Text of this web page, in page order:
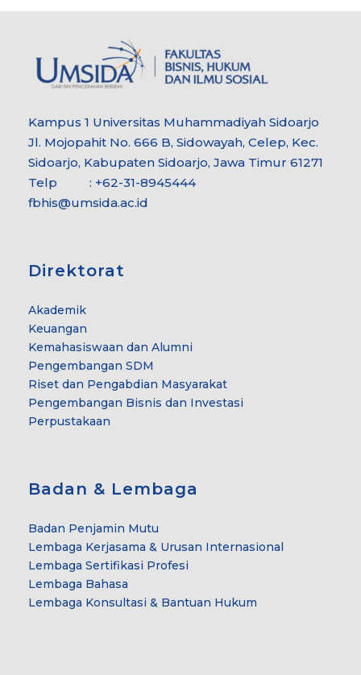
Kampus 1 Universitas Muhammadiyah Sidoarjo
Jl. Mojopahit No. 666 B, Sidowayah, Celep, Kec.
Sidoarjo, Kabupaten Sidoarjo, Jawa Timur 61271
Telp : +62-31-8945444
fbhis@umsida.ac.id
Direktorat
Akademik
Keuangan
Kemahasiswaan dan Alumni
Pengembangan SDM
Riset dan Pengabdian Masyarakat
Pengembangan Bisnis dan Investasi
Perpustakaan
Badan & Lembaga
Badan Penjamin Mutu
Lembaga Kerjasama & Urusan Internasional
Lembaga Sertifikasi Profesi
Lembaga Bahasa
Lembaga Konsultasi & Bantuan Hukum